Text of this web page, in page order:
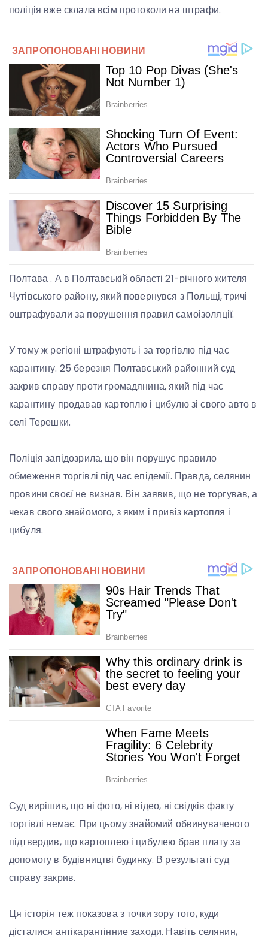
поліція вже склала всім протоколи на штрафи.
Полтава . А в Полтавській області 21-річного жителя
Чутівського району, який повернувся з Польщі, тричі
оштрафували за порушення правил самоізоляції.
У тому ж регіоні штрафують і за торгівлю під час
карантину. 25 березня Полтавський районний суд
закрив справу проти громадянина, який під час
карантину продавав картоплю і цибулю зі свого авто в
селі Терешки.
Поліція запідозрила, що він порушує правило
обмеження торгівлі під час епідемії. Правда, селянин
провини своєї не визнав. Він заявив, що не торгував, а
чекав свого знайомого, з яким і привіз картопля і
цибуля.
Суд вирішив, що ні фото, ні відео, ні свідків факту
торгівлі немає. При цьому знайомий обвинуваченого
підтвердив, що картоплею і цибулею брав плату за
допомогу в будівництві будинку. В результаті суд
справу закрив.
Ця історія теж показова з точки зору того, куди
дісталися антікарантінние заходи. Навіть селянин,